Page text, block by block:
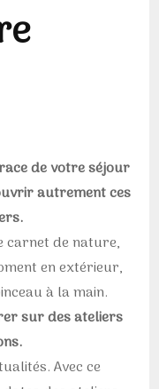
de votre séjour
autrement ces
carnet de nature,
en extérieur,
à la main.
sur des ateliers
Avec ce